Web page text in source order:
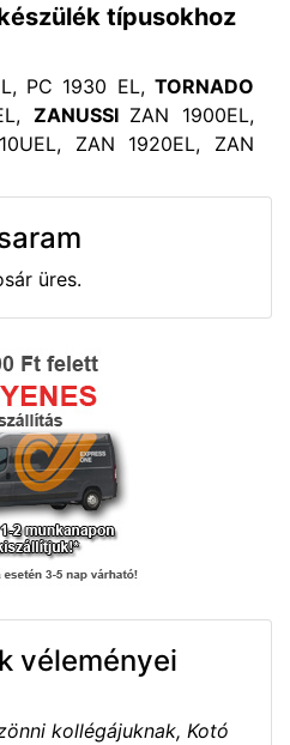
típusokhoz
PC 1930 EL,TORNADO
ZANUSSI ZAN 1900EL,
ZAN 1920EL, ZAN
üres.
véleményei
kollégájuknak, Kotó